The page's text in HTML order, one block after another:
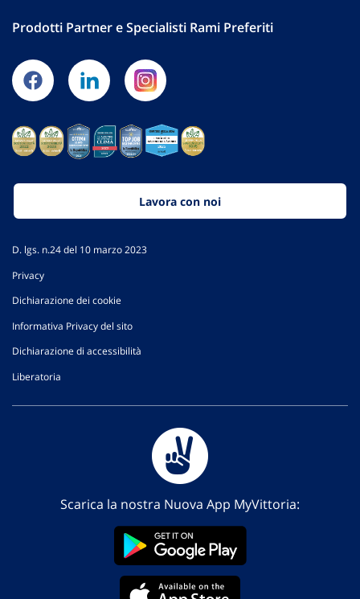
Prodotti Partner e Specialisti Rami Preferiti
Lavora con noi
D. lgs. n.24 del 10 marzo 2023
Privacy
Dichiarazione dei cookie
Informativa Privacy del sito
Dichiarazione di accessibilità
Liberatoria
Scarica la nostra Nuova App MyVittoria: